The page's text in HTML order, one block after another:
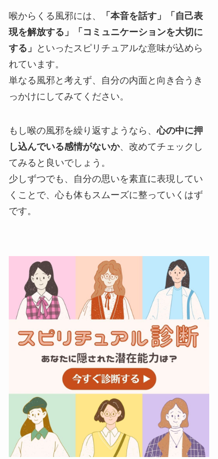
喉からくる風邪には、
「本音を話す」「自己表
現を解放する」「コミュニケーションを大切に
する」
といったスピリチュアルな意味が込めら
れています。
単なる風邪と考えず、自分の内面と向き合うき
っかけにしてみてください。
もし喉の風邪を繰り返すようなら、心の中に押
し込んでいる感情がないか、改めてチェックし
てみると良いでしょう。
少しずつでも、自分の思いを素直に表現してい
くことで、心も体もスムーズに整っていくはず
です。